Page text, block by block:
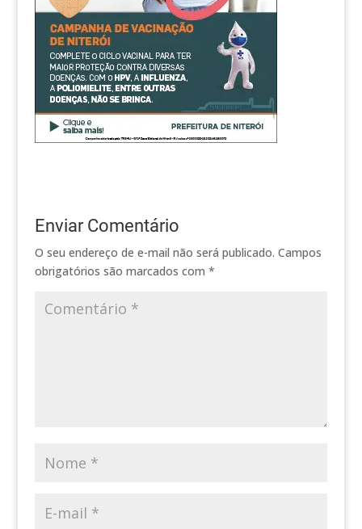
Enviar Comentário
O seu endereço de e-mail não será publicado. Campos
obrigatórios são marcados com *